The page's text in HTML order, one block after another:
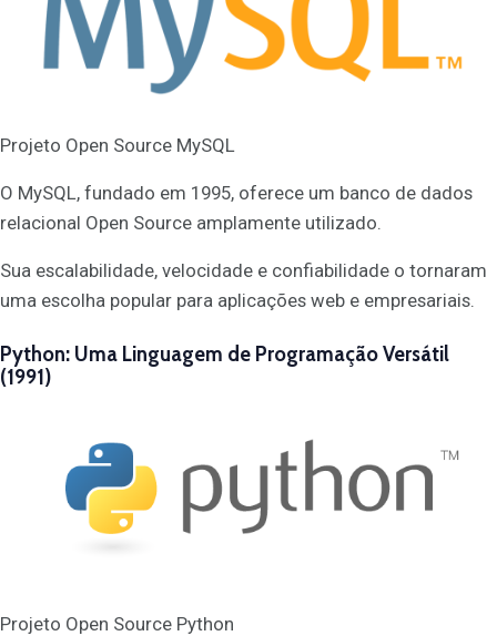
Projeto Open Source MySQL
O MySQL, fundado em 1995, oferece um banco de dados
relacional Open Source amplamente utilizado.
Sua escalabilidade, velocidade e confiabilidade o tornaram
uma escolha popular para aplicações web e empresariais.
Python: Uma Linguagem de Programação Versátil
(1991)
Projeto Open Source Python